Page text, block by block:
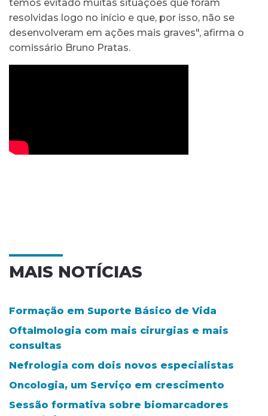
temos evitado muitas situações que foram
resolvidas logo no início e que, por isso, não se
desenvolveram em ações mais graves", afirma o
comissário Bruno Pratas.
MAIS NOTÍCIAS
Formação em Suporte Básico de Vida
Oftalmologia com mais cirurgias e mais
consultas
Nefrologia com dois novos especialistas
Oncologia, um Serviço em crescimento
Sessão formativa sobre biomarcadores